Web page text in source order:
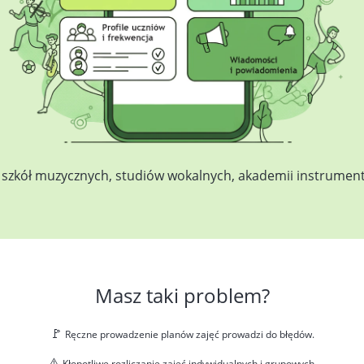
muzycznych, studiów wokalnych, akademii
Masz taki problem?
🚩 Ręczne prowadzenie planów zajęć prowadzi do błędów.